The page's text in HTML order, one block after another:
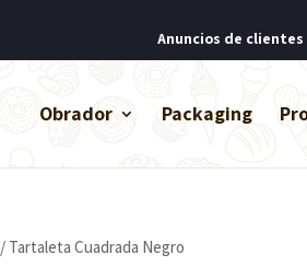
Anuncios de clientes
Obrador Packaging
/ Tartaleta Cuadrada Negro